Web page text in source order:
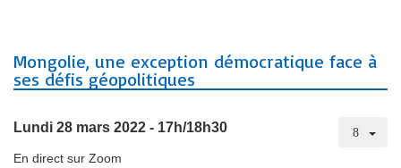
Mongolie, une exception démocratique face à
ses défis géopolitiques
Lundi 28 mars 2022 - 17h/18h30
En direct sur Zoom